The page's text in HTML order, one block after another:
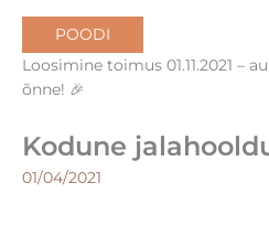
POODI
Loosimine toimus 01.11.2021 –
õnne! 🎉
Kodune
01/04/2021